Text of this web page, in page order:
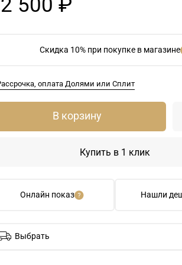
Скидка 10% при покупке в магазине
оплата Долями или Сплит
500 ₽
Онлайн показ Нашли
В корзину
Купить в 1 клик
Выбрать